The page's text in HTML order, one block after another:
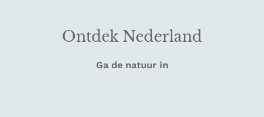
Ontdek Nederland
Ga de natuur in